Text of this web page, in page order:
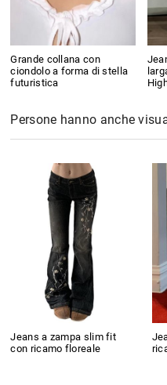
Grande collana con
ciondolo a forma di stella
futuristica
Persone hanno anche
Jeans a zampa slim fit
con ricamo floreale